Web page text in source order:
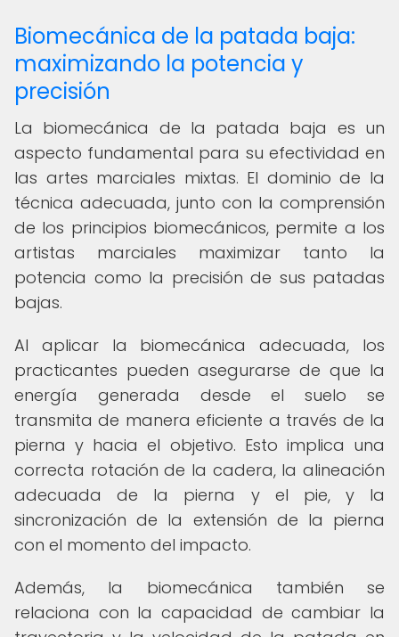
Biomecánica de la patada baja:
maximizando la potencia y
precisión
La biomecánica de la patada baja es un
aspecto fundamental para su efectividad en
las artes marciales mixtas. El dominio de la
técnica adecuada, junto con la comprensión
de los principios biomecánicos, permite a los
artistas marciales maximizar tanto la
potencia como la precisión de sus patadas
bajas.
Al aplicar la biomecánica adecuada, los
practicantes pueden asegurarse de que la
energía generada desde el suelo se
transmita de manera eficiente a través de la
pierna y hacia el objetivo. Esto implica una
correcta rotación de la cadera, la alineación
adecuada de la pierna y el pie, y la
sincronización de la extensión de la pierna
con el momento del impacto.
Además, la biomecánica también se
relaciona con la capacidad de cambiar la